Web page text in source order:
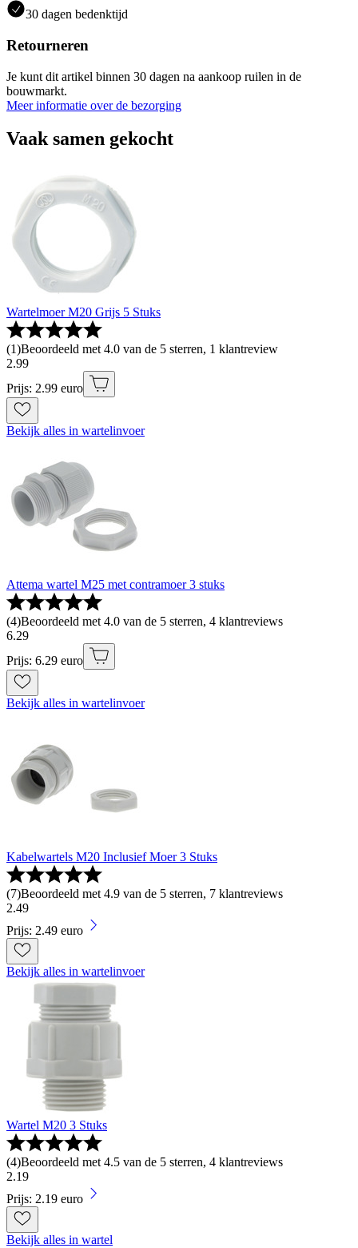
30 dagen bedenktijd
Retourneren
Je kunt dit artikel binnen 30 dagen na aankoop ruilen in de
bouwmarkt.
Meer informatie over de bezorging
Vaak samen gekocht
Wartelmoer M20 Grijs 5 Stuks
(1)Beoordeeld met 4.0 van de 5 sterren, 1 klantreview
2.99
Prijs: 2.99 euro
Bekijk alles in wartelinvoer
Attema wartel M25 met contramoer 3 stuks
(4)Beoordeeld met 4.0 van de 5 sterren, 4 klantreviews
6.29
Prijs: 6.29 euro
Bekijk alles in wartelinvoer
Kabelwartels M20 Inclusief Moer 3 Stuks
(7)Beoordeeld met 4.9 van de 5 sterren, 7 klantreviews
2.49
Prijs: 2.49 euro
Bekijk alles in wartelinvoer
Wartel M20 3 Stuks
(4)Beoordeeld met 4.5 van de 5 sterren, 4 klantreviews
2.19
Prijs: 2.19 euro
Bekijk alles in wartel